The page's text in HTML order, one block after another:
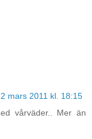
mars 2011 kl. 18:15
vårväder.. Mer än